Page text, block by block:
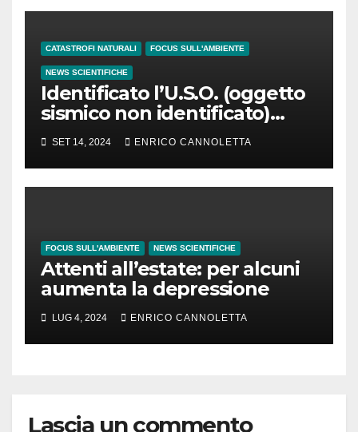
CATASTROFI NATURALI FOCUS SULL'AMBIENTE
NEWS SCIENTIFICHE
Identificato l’U.S.O. (oggetto
sismico non identificato)
osservato in Groenlandia
SET 14, 2024 ENRICO CANNOLETTA
FOCUS SULL'AMBIENTE NEWS SCIENTIFICHE
Attenti all’estate: per alcuni
aumenta la depressione
LUG 4, 2024 ENRICO CANNOLETTA
Lascia un commento